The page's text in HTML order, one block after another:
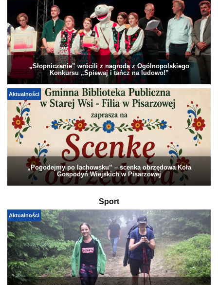
„Słopniczanie” wrócili z nagrodą z Ogólnopolskiego
Konkursu „Śpiewaj i tańcz na ludowo!”
Aktualności
„Pogodejmy po lachowsku” – scenka obrzędowa Koła
Gospodyń Wiejskich w Pisarzowej
Sport
Aktualności